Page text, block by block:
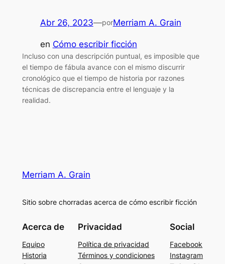
Abr 26, 2023—porMerriam A. Grain
en Cómo escribir ficción
Incluso con una descripción puntual, es imposible que
el tiempo de fábula avance con el mismo discurrir
cronológico que el tiempo de historia por razones
técnicas de discrepancia entre el lenguaje y la
realidad.
Merriam A. Grain
Sitio sobre chorradas acerca de cómo escribir ficción
Acerca de
Equipo
Historia
Privacidad
Política de privacidad
Términos y condiciones
Social
Facebook
Instagram